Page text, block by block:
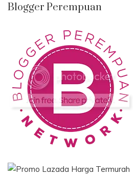
Blogger Perempuan